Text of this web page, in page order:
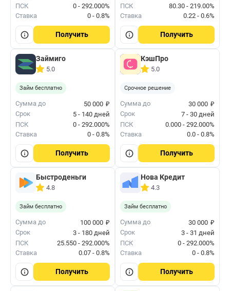
ПСК
0 - 292.000%
Ставка
0 - 0.8%
Получить
ПСК
80.30 - 219.00%
Ставка
0.22 - 0.6%
Получить
Займиго
5.0
Займ бесплатно
Сумма до 50 000 ₽
Срок
5 - 140 дней
ПСК
0 - 292.000%
Ставка
0 - 0.8%
Получить
КэшПро
5.0
Срочное решение
Сумма до 30 000 ₽
Срок
7 - 30 дней
ПСК
0.000 - 292.000%
Ставка
0.0 - 0.8%
Получить
Быстроденьги
4.8
Займ бесплатно
Сумма до 100 000 ₽
Срок
3 - 180 дней
ПСК
25.550 - 292.000%
Ставка
0.07 - 0.8%
Получить
Нова Кредит
4.3
Займ бесплатно
Сумма до 30 000 ₽
Срок
3 - 31 дней
ПСК
0 - 292.000%
Ставка
0 - 0.8%
Получить